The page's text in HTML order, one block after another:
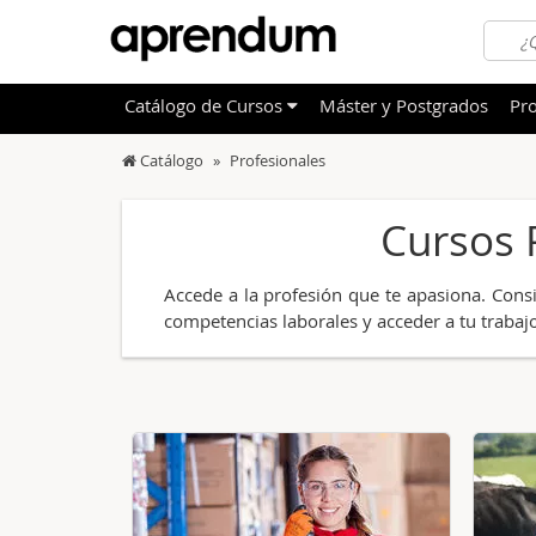
NOVEDADES DE NUESTRO CATÁLOGO
Otras
Catálogo Profesionales
Cursos
Accede a la profesión que te apasiona.
competencias laborales y acceder a tu
Catálogo de Cursos Máster y Postgrados